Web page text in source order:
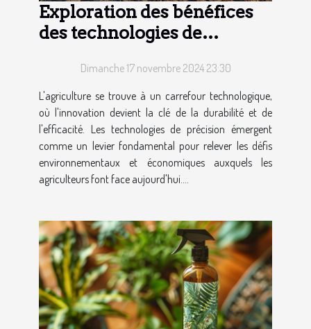
Exploration des bénéfices
des technologies de
durableDimanche 17 novembre 2024 23:30
L'agriculture se trouve à un carrefour technologique,
où l'innovation devient la clé de la durabilité et de
l'efficacité. Les technologies de précision émergent
comme un levier fondamental pour relever les défis
environnementaux et économiques auxquels les
agriculteurs font face aujourd'hui....